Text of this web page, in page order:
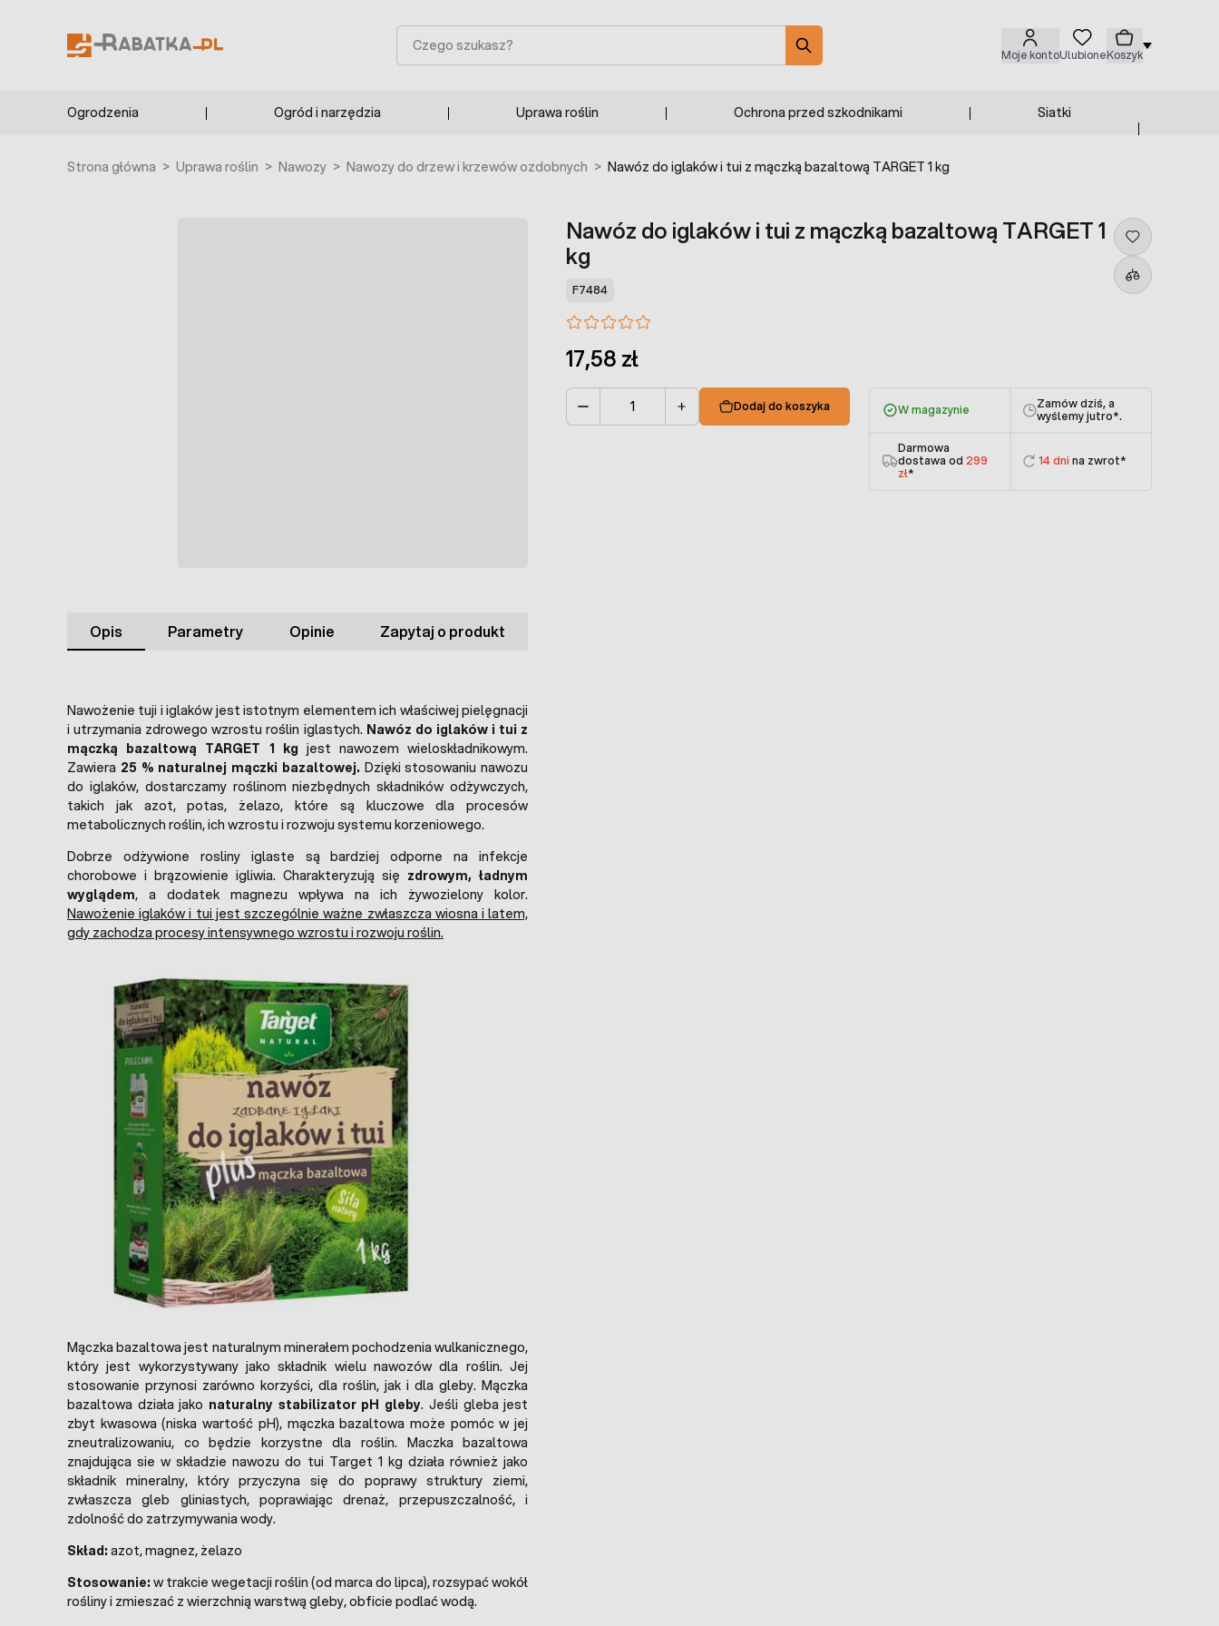
Moje kontoUlubioneKoszyk
Szukaj
Ogrodzenia Ogród i narzędzia Uprawa roślin Ochrona przed szkodnikami Siatki
Strona główna > Uprawa roślin > Nawozy > Nawozy do drzew i krzewów ozdobnych > Nawóz do iglaków i tui z mączką bazaltową TARGET 1 kg
Nawóz do iglaków i tui z mączką bazaltową TARGET 1
kg
F7484
17,58 zł
Dodaj do koszyka W magazynie
Zamów dziś, a
wyślemy jutro*.
Darmowa
dostawa od 299
zł*
14 dni na zwrot*
Opis Parametry Opinie Zapytaj o produkt
Nawożenie tuji i iglaków jest istotnym elementem ich właściwej pielęgnacji
i utrzymania zdrowego wzrostu roślin iglastych. Nawóz do iglaków i tui z
mączką bazaltową TARGET 1 kg jest nawozem wieloskładnikowym.
Zawiera 25 % naturalnej mączki bazaltowej. Dzięki stosowaniu nawozu
do iglaków, dostarczamy roślinom niezbędnych składników odżywczych,
takich jak azot, potas, żelazo, które są kluczowe dla procesów
metabolicznych roślin, ich wzrostu i rozwoju systemu korzeniowego.
Dobrze odżywione rosliny iglaste są bardziej odporne na infekcje
chorobowe i brązowienie igliwia. Charakteryzują się zdrowym, ładnym
wyglądem, a dodatek magnezu wpływa na ich żywozielony kolor.
Nawożenie iglaków i tui jest szczególnie ważne zwłaszcza wiosna i latem,
gdy zachodza procesy intensywnego wzrostu i rozwoju roślin.
Mączka bazaltowa jest naturalnym minerałem pochodzenia wulkanicznego,
który jest wykorzystywany jako składnik wielu nawozów dla roślin. Jej
stosowanie przynosi zarówno korzyści, dla roślin, jak i dla gleby. Mączka
bazaltowa działa jako naturalny stabilizator pH gleby. Jeśli gleba jest
zbyt kwasowa (niska wartość pH), mączka bazaltowa może pomóc w jej
zneutralizowaniu, co będzie korzystne dla roślin. Maczka bazaltowa
znajdująca sie w składzie nawozu do tui Target 1 kg działa również jako
składnik mineralny, który przyczyna się do poprawy struktury ziemi,
zwłaszcza gleb gliniastych, poprawiając drenaż, przepuszczalność, i
zdolność do zatrzymywania wody.
Skład: azot, magnez, żelazo
Stosowanie: w trakcie wegetacji roślin (od marca do lipca), rozsypać wokół
rośliny i zmieszać z wierzchnią warstwą gleby, obficie podlać wodą.